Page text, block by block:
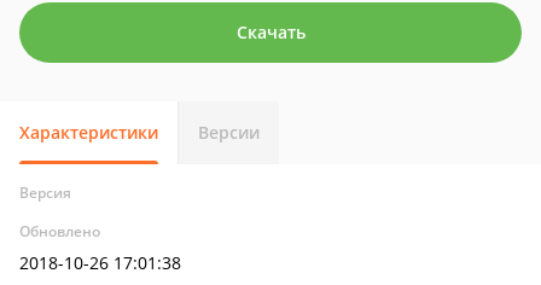
Скачать
Характеристики Версии
Версия
Обновлено
2018-10-26 17:01:38